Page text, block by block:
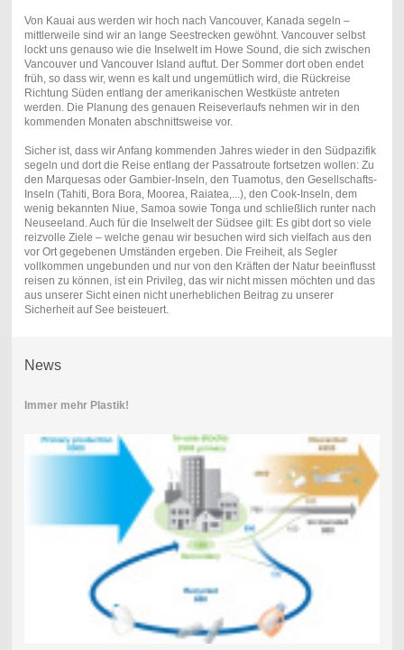
Von Kauai aus werden wir hoch nach Vancouver, Kanada segeln –
mittlerweile sind wir an lange Seestrecken gewöhnt. Vancouver selbst
lockt uns genauso wie die Inselwelt im Howe Sound, die sich zwischen
Vancouver und Vancouver Island auftut. Der Sommer dort oben endet
früh, so dass wir, wenn es kalt und ungemütlich wird, die Rückreise
Richtung Süden entlang der amerikanischen Westküste antreten
werden. Die Planung des genauen Reiseverlaufs nehmen wir in den
kommenden Monaten abschnittsweise vor.
Sicher ist, dass wir Anfang kommenden Jahres wieder in den Südpazifik
segeln und dort die Reise entlang der Passatroute fortsetzen wollen: Zu
den Marquesas oder Gambier-Inseln, den Tuamotus, den Gesellschafts-
Inseln (Tahiti, Bora Bora, Moorea, Raiatea,...), den Cook-Inseln, dem
wenig bekannten Niue, Samoa sowie Tonga und schließlich runter nach
Neuseeland. Auch für die Inselwelt der Südsee gilt: Es gibt dort so viele
reizvolle Ziele – welche genau wir besuchen wird sich vielfach aus den
vor Ort gegebenen Umständen ergeben. Die Freiheit, als Segler
vollkommen ungebunden und nur von den Kräften der Natur beeinflusst
reisen zu können, ist ein Privileg, das wir nicht missen möchten und das
aus unserer Sicht einen nicht unerheblichen Beitrag zu unserer
Sicherheit auf See beisteuert.
News
Immer mehr Plastik!